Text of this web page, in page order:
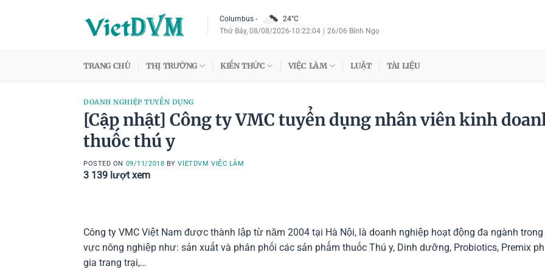
Columbus-
24°C
Thứ Bảy, 08/08/2026-10:22:04 26/06 Bính Ngọ
TRANG CHỦ THỊ TRƯỜNG KIẾN THỨC VIỆC LÀM LUẬT TÀI LIỆU
DOANH NGHIỆP TUYỂN DỤNG
[Cập nhật] Công ty VMC tuyển dụng nhân viên kinh
thuốc thú y
POSTED ON 09/11/2018 BYVIETDVM VIỆC LÀM
3 139 lượt xem
Công ty VMC Việt Nam được thành lập từ năm 2004 tại Hà Nội, là doanh nghiệp hoạt động đa ngành
vực nông nghiệp như: sản xuất và phân phối các sản phẩm thuốc Thú y, Dinh dưỡng, Probiotics, Premix
gia trang trại,…